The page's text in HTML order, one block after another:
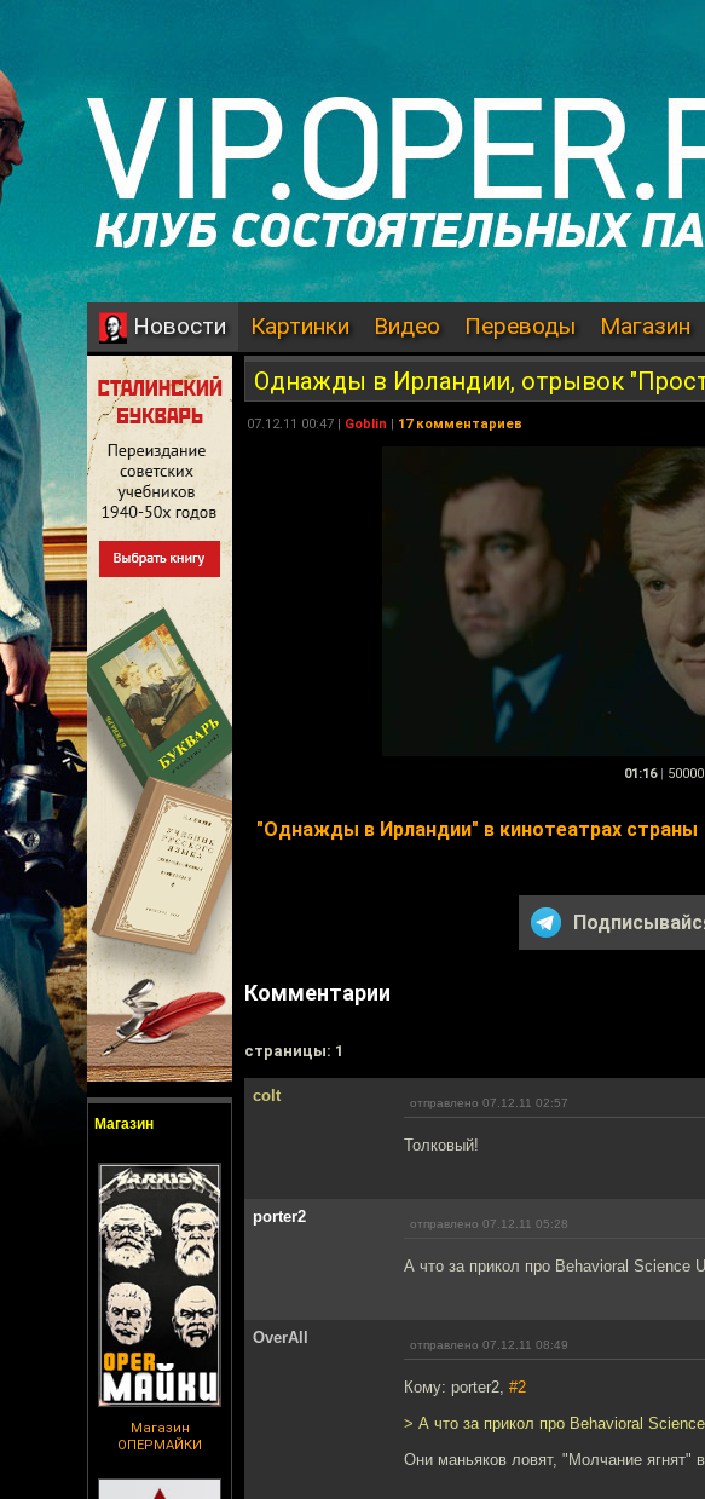
Новости Картинки Видео Переводы Магазин
Магазин
Магазин
ОПЕРМАЙКИ
Однажды в Ирландии, отрывок
07.12.11 00:47 | Goblin | 17 комментариев
01:16 |
"Однажды в Ирландии" в кинотеатрах страны
Комментарии
cтраницы: 1
colt отправлено 07.12.11 02:57
Толковый!
porter2 отправлено 07.12.11 05:28
А что за прикол про Behavioral Science
OverAll отправлено 07.12.11 08:49
Кому: porter2, #2
> А что за прикол про Behavioral
Они маньяков ловят, "Молчание ягнят"